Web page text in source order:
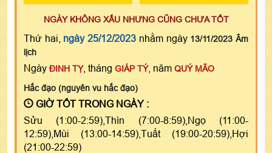
NGÀY KHÔNG XẤU NHƯNG CŨNG CHƯA TỐT
Thứ hai, ngày 25/12/2023 nhằm ngày 13/11/2023 Âm
lịch
Ngày ĐINH TỴ, tháng GIÁP TÝ, năm QUÝ MÃO
Hắc đạo (nguyên vu hắc đạo)
GIỜ TỐT TRONG NGÀY :
Sửu (1:00-2:59),Thìn (7:00-8:59),Ngọ (11:00-
12:59),Mùi (13:00-14:59),Tuất (19:00-20:59),Hợi
(21:00-22:59)